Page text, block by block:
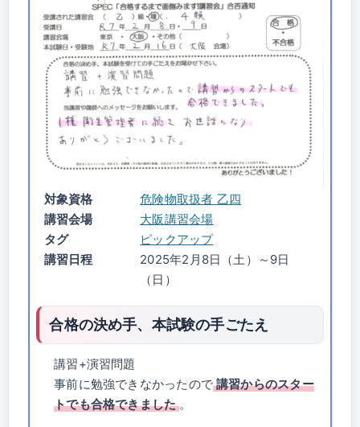
対象資格
危険物取扱者 乙四
講習会場
大阪講習会場
タグ
ピックアップ
講習日程
2025年2月8日（土）～9日
（日）
合格の決め手、本試験の手ごたえ
講習+演習問題
事前に勉強できなかったので 講習からのスター
トでも合格できました 。